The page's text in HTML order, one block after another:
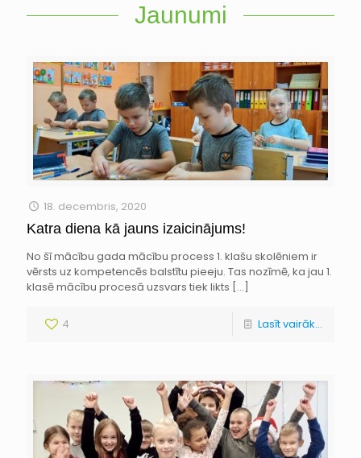
Jaunumi
18. decembris, 2020
Katra diena kā jauns izaicinājums!
No šī mācību gada mācību process 1. klašu skolēniem ir
vērsts uz kompetencēs balstītu pieeju. Tas nozīmē, ka jau 1.
klasē mācību procesā uzsvars tiek likts […]
4 Lasīt vairāk...